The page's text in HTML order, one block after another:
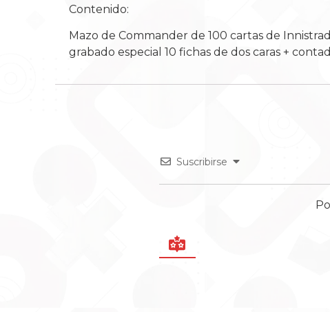
Contenido:
Mazo de Commander de 100 cartas de
grabado especial 10 fichas de dos caras +
Suscribirse